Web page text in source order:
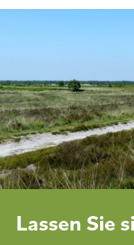
Lassen Sie